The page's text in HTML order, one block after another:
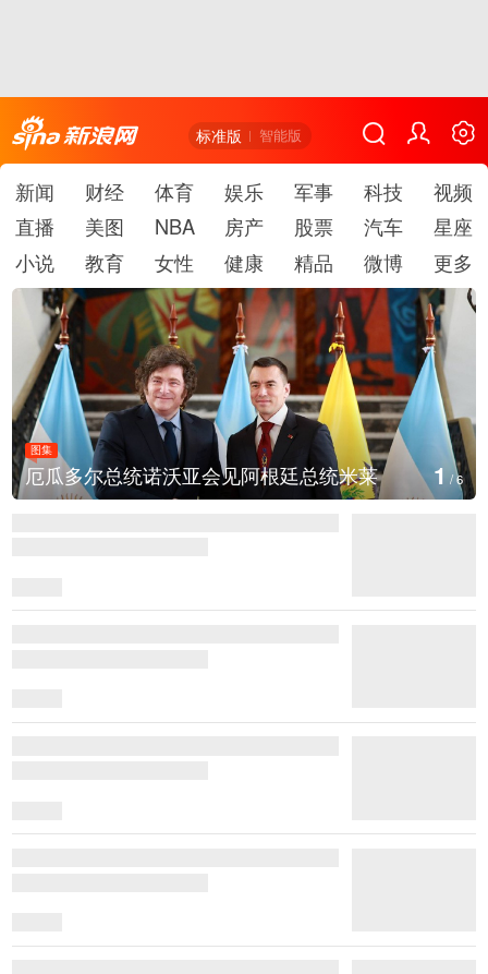
标准版 智能版
新闻 财经 体育 娱乐 军事 科技
视频
直播
美图 NBA 房产 股票 汽车
星座
小说
教育 女性 健康 精品 微博 更多
图集
厄瓜多尔总统诺沃亚会见阿根廷总统米莱 1/6